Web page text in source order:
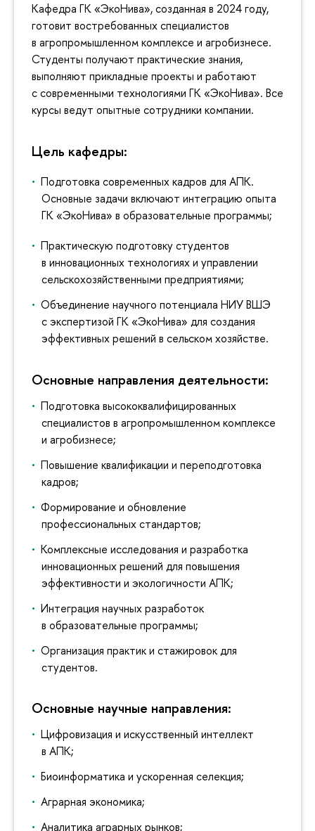
Кафедра ГК «ЭкоНива», созданная в 2024 году,
готовит востребованных специалистов
в агропромышленном комплексе и агробизнесе.
Студенты получают практические знания,
выполняют прикладные проекты и работают
с современными технологиями ГК «ЭкоНива». Все
курсы ведут опытные сотрудники компании.
Цель кафедры:
Подготовка современных кадров для АПК.
Основные задачи включают интеграцию опыта
ГК «ЭкоНива» в образовательные программы;
Практическую подготовку студентов
в инновационных технологиях и управлении
сельскохозяйственными предприятиями;
Объединение научного потенциала НИУ ВШЭ
с экспертизой ГК «ЭкоНива» для создания
эффективных решений в сельском хозяйстве.
Основные направления деятельности:
Подготовка высококвалифицированных
специалистов в агропромышленном комплексе
и агробизнесе;
Повышение квалификации и переподготовка
кадров;
Формирование и обновление
профессиональных стандартов;
Комплексные исследования и разработка
инновационных решений для повышения
эффективности и экологичности АПК;
Интеграция научных разработок
в образовательные программы;
Организация практик и стажировок для
студентов.
Основные научные направления:
Цифровизация и искусственный интеллект
в АПК;
Биоинформатика и ускоренная селекция;
Аграрная экономика;
Аналитика аграрных рынков;